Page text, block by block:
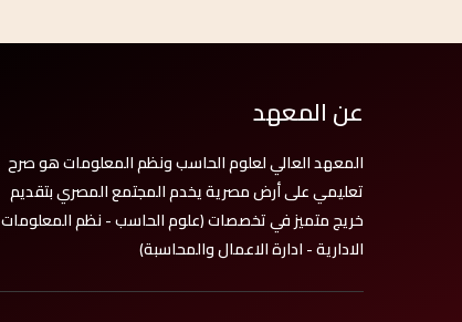
عن المعهد
المعهد العالي لعلوم الحاسب ونظم المعلومات هو صرح
تعليمي على أرض مصرية يخدم المجتمع المصري بتقديم
خريج متميز في تخصصات (علوم الحاسب - نظم المعلومات
الادارية - ادارة الاعمال والمحاسبة)